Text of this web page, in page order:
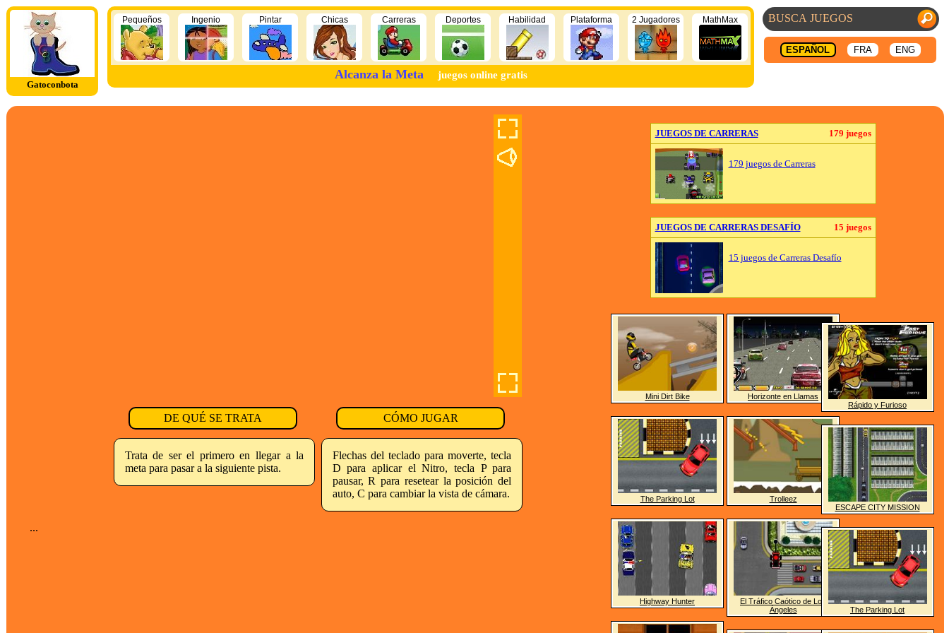
Gatoconbota
ESPAÑOL FRA ENG
Pequeños Ingenio Pintar Chicas Carreras Deportes Habilidad Plataforma 2 Jugadores MathMax
Alcanza la Meta juegos online gratis
DE QUÉ SE TRATA CÓMO JUGAR
Trata de ser el primero en llegar a la
meta para pasar a la siguiente pista.
Flechas del teclado para moverte, tecla
D para aplicar el Nitro, tecla P para
pausar, R para resetear la posición del
auto, C para cambiar la vista de cámara.
...
JUEGOS DE CARRERAS 179 juegos
179 juegos de Carreras
JUEGOS DE CARRERAS DESAFÍO 15 juegos
15 juegos de Carreras Desafío
Mini Dirt Bike
The Parking Lot
Highway Hunter
Horizonte en Llamas
Trolleez
El Tráfico Caótico de Los
Ángeles
Rápido y Furioso
ESCAPE CITY MISSION
The Parking Lot